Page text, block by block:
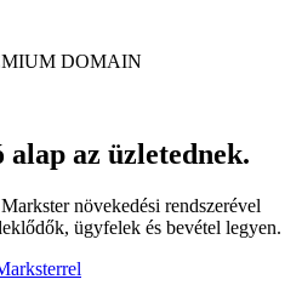
DOMAIN
az üzletednek.
növekedési rendszerével
ügyfelek és bevétel legyen.